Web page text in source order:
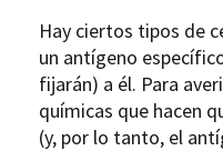
Hay ciertos tipos de
un antígeno
fijarán) a él. Para
químicas que hacen
(y, por lo tanto, el